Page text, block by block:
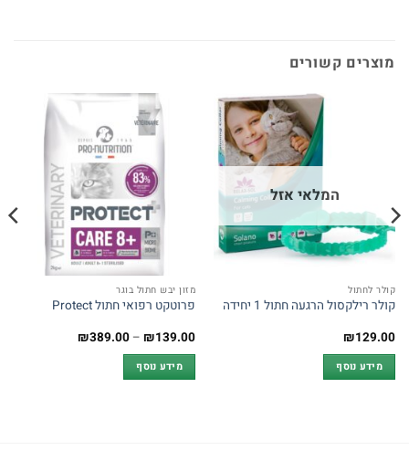
מוצרים קשורים
המלאי אזל
קולר לחתול
קולר רילקסול הרגעה חתול 1 יחידה
₪129.00
מידע נוסף
מזון יבש חתול בוגר
פרוטקט רפואי חתול Protect
₪139.00
–
₪389.00 טווח
מידע נוסף